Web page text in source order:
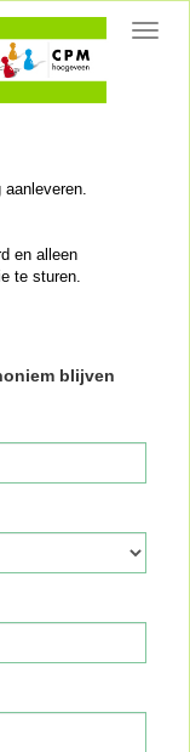
en alleen
te sturen.
blijven